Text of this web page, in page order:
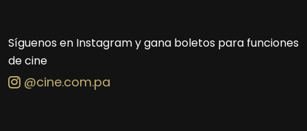
Síguenos en Instagram y gana boletos para funciones
de cine
@cine.com.pa